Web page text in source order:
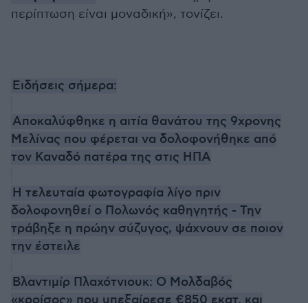
περίπτωση είναι μοναδική», τονίζει.
Ειδήσεις σήμερα:
Αποκαλύφθηκε η αιτία θανάτου της 9χρονης
Μελίνας που φέρεται να δολοφονήθηκε από
τον Καναδό πατέρα της στις ΗΠΑ
Η τελευταία φωτογραφία λίγο πριν
δολοφονηθεί ο Πολωνός καθηγητής - Την
τράβηξε η πρώην σύζυγος, ψάχνουν σε ποιον
την έστειλε
Βλαντιμίρ Πλαχότνιουκ: Ο Μολδαβός